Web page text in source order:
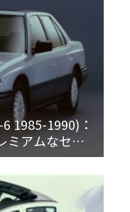
1985-1990)：
ミアムなセダ